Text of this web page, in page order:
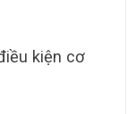
kiện cơ